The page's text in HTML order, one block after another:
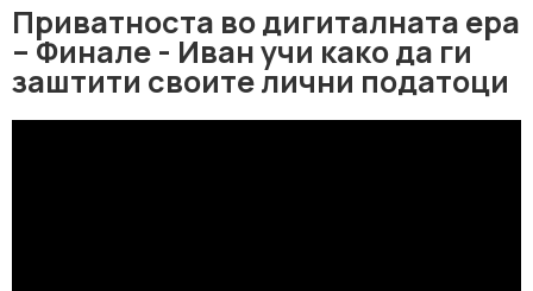
Приватноста во дигиталната ера
– Финале - Иван учи како да ги
заштити своите лични податоци